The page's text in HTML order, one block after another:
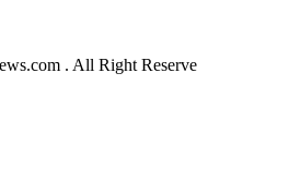
. All Right Reserve